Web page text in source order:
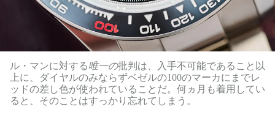
ル・マンに対する唯一の批判は、入手不可能であること以
上に、ダイヤルのみならずベゼルの100のマーカにまでレ
ッドの差し色が使われていることだ。何ヵ月も着用してい
ると、そのことはすっかり忘れてしまう。